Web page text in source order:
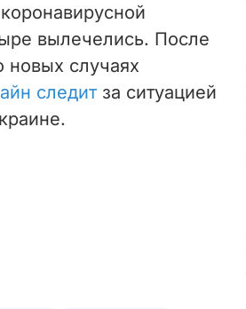
вылечелись. После
новых случаях
следитза ситуацией